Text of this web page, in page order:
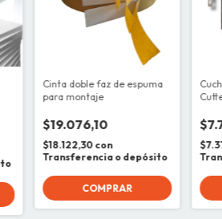
Cinta doble faz de espuma
para montaje
$19.076,10
$18.122,30 con
Transferencia o depósito
COMPRAR